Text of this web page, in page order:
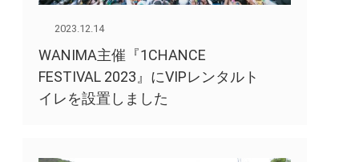
2023.12.14
WANIMA主催『1CHANCE
FESTIVAL 2023』にVIPレンタルト
イレを設置しました